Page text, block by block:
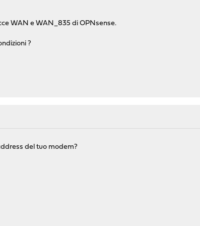
WAN e WAN_835 di OPNsense.
?
del tuo modem?